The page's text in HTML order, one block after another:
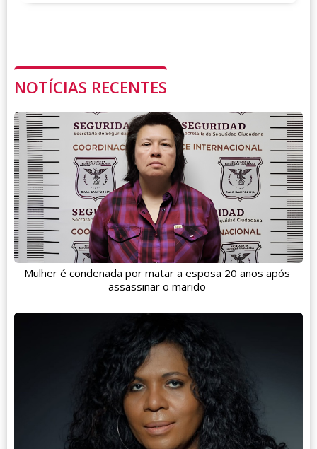
NOTÍCIAS RECENTES
Mulher é condenada por matar a esposa 20 anos após
assassinar o marido